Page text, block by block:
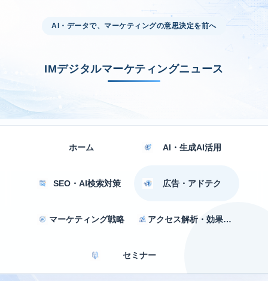
AI・データで、マーケティングの意思決定を前へ
IMデジタルマーケティングニュース
ホーム AI・生成AI活用
SEO・AI検索対策 広告・アドテク
マーケティング戦略 アクセス解析・効果測定
セミナー